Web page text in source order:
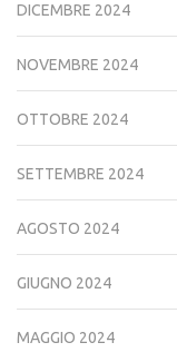
DICEMBRE 2024
NOVEMBRE 2024
OTTOBRE 2024
SETTEMBRE 2024
AGOSTO 2024
GIUGNO 2024
MAGGIO 2024